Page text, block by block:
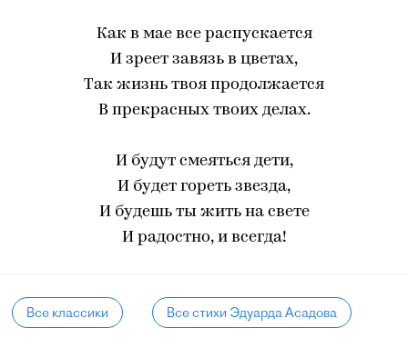
Как в мае все распускается
И зреет завязь в цветах,
Так жизнь твоя продолжается
В прекрасных твоих делах.
И будут смеяться дети,
И будет гореть звезда,
И будешь ты жить на свете
И радостно, и всегда!
Все классики Все стихи Эдуарда Асадова